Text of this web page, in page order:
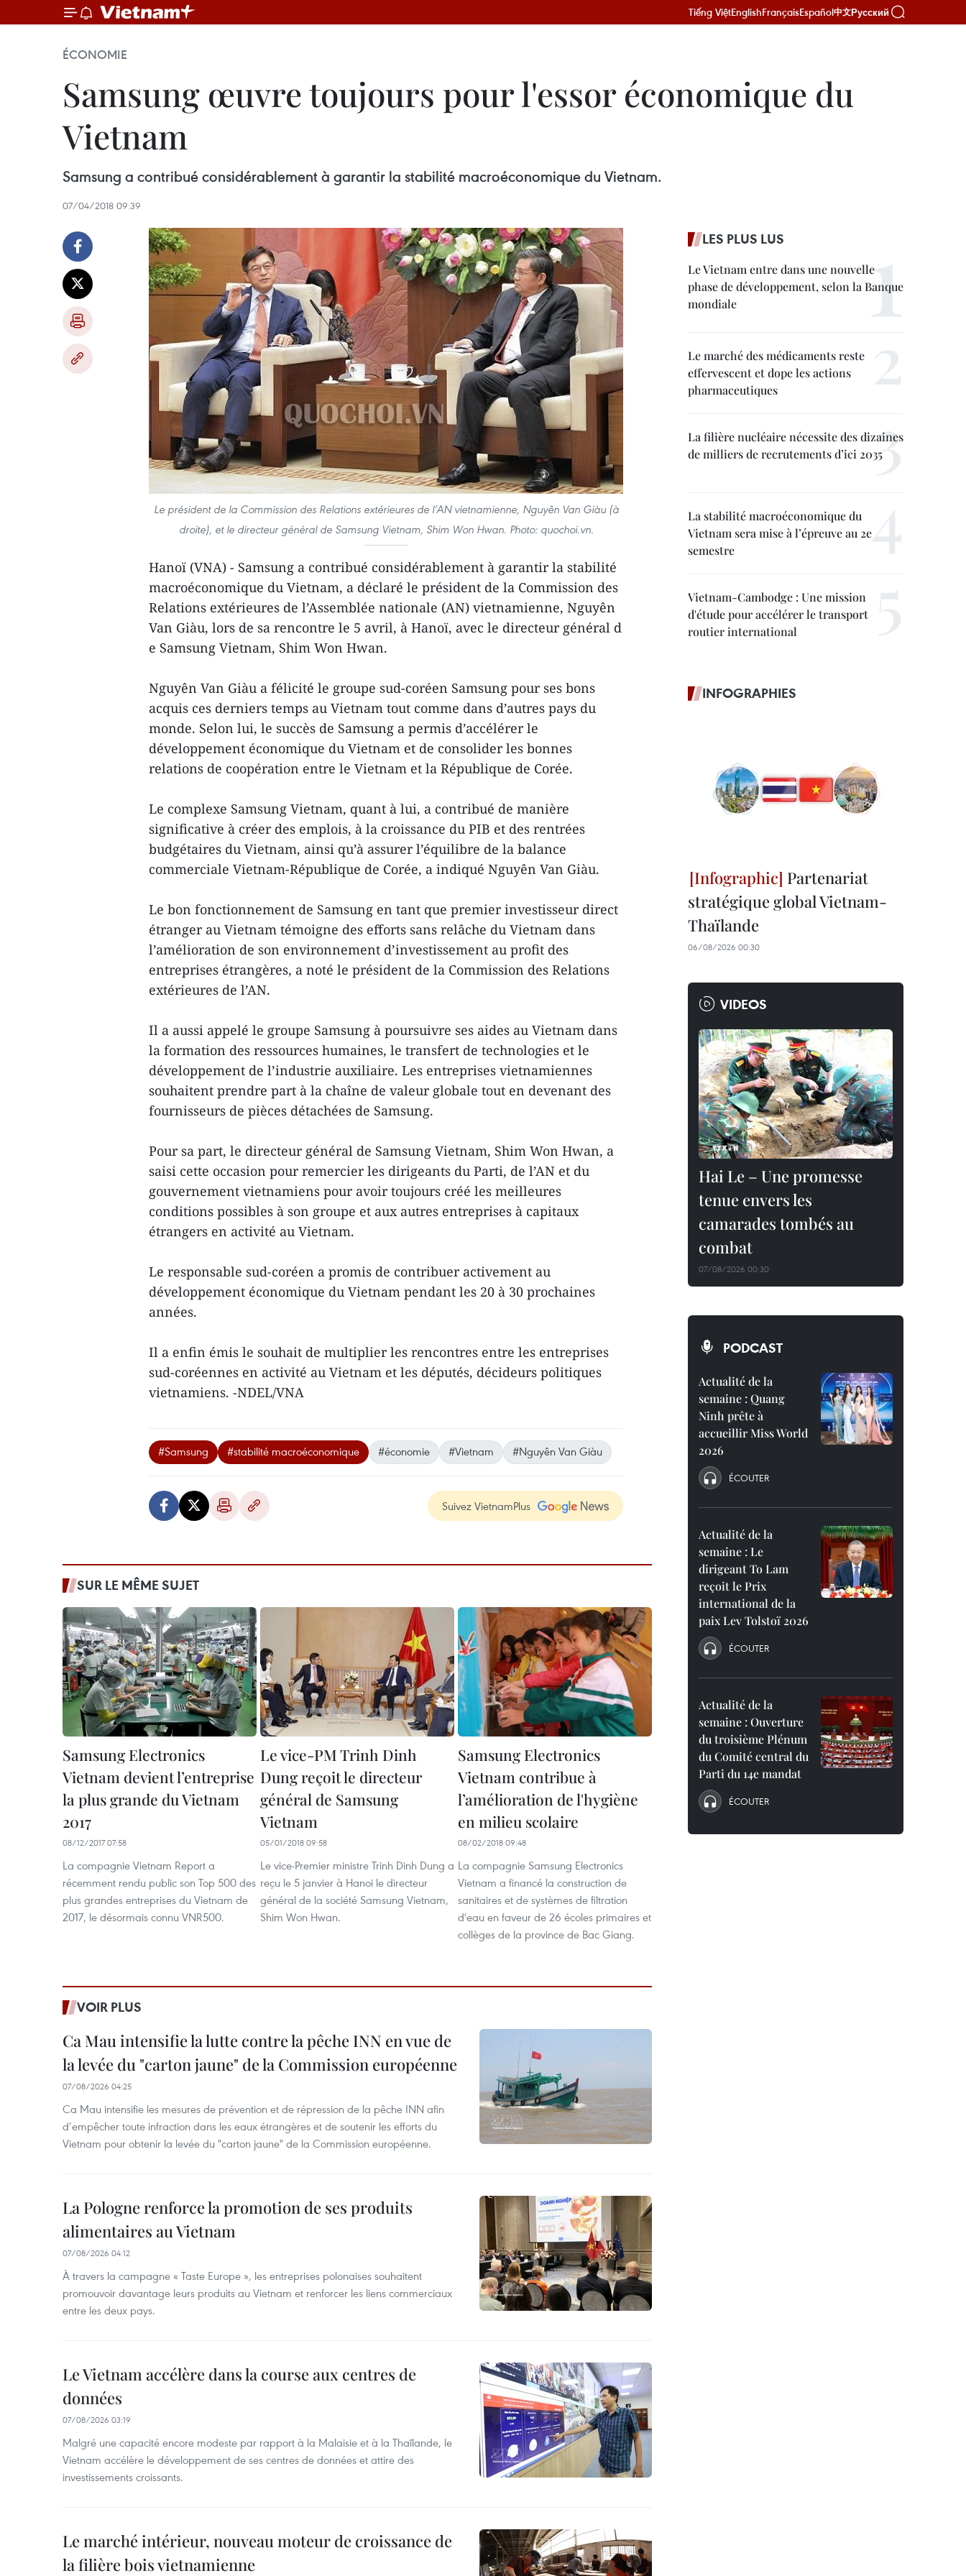
Tiếng ViệtEnglishFrançaisEspañol中文Русский
ÉCONOMIE
Samsung œuvre toujours pour l'essor économique du
Vietnam
Samsung a contribué considérablement à garantir la stabilité macroéconomique du Vietnam.
07/04/2018 09:39
Le président de la Commission des Relations extérieures de l’AN vietnamienne, Nguyên Van Giàu (à
droite), et le directeur général de Samsung Vietnam, Shim Won Hwan. Photo: quochoi.vn.
Hanoï (VNA) - Samsung a contribué considérablement à garantir la stabilité
macroéconomique du Vietnam, a déclaré le président de la Commission des
Relations extérieures de l’Assemblée nationale (AN) vietnamienne, Nguyên
Van Giàu, lors de sa rencontre le 5 avril, à Hanoï, avec le directeur général d​
e Samsung Vietnam, Shim Won Hwan.
Nguyên Van Giàu a félicité le groupe sud-coréen Samsung pour ses bons
acquis ces derniers temps au Vietnam tout comme dans d’autres pays du
monde. Selon lui, le succès de Samsung a permis d’accélérer le
développement économique du Vietnam et de consolider les bonnes
relations de coopération entre le Vietnam et la République de Corée.
Le complexe Samsung Vietnam, quant à lui, a contribué de manière
significative à créer des emplois, à la croissance du PIB et d​es rentrées
budgétaires du Vietnam, ainsi qu’à assurer l’équilibre de la balance
commerciale Vietnam-République de Corée, a indiqué Nguyên Van Giàu.
Le bon fonctionnement de Samsung en tant que premier investisseur direct
étranger au Vietnam témoigne des efforts sans relâche du Vietnam dans
l’amélioration de son environnement d’investissement au profit des
entreprises étrangères, a noté le président de la Commission des Relations
extérieures de l’AN.
Il a aussi appelé le groupe Samsung à poursuivre ses aides au Vietnam dans
la formation des ressources humaines, le transfert de​ technologies et le
développement de l’industrie auxiliaire. Les entreprises vietnamiennes
souhaitent prendre part à la chaîne de valeur globale tout en devenant ​des
fournisseurs de pièces détachées de Samsung.
Pour sa part, le directeur général d​e Samsung Vietnam, Shim Won Hwan, a ​
saisi cette occasion pour remercier les dirigeants du Parti, de l’AN et du ​
gouvernement vietnamiens ​pour avoir toujours créé les meilleures
conditions possibles à son groupe et aux autres entreprises à capitaux
étrangers en activité au Vietnam.
Le responsable sud-coréen a promis de contribuer activement au
développement économique du Vietnam pendant les 20 à 30 prochaines
années.
Il a enfin émis le souhait de multiplier les rencontres entre les entreprises
sud-coréennes en activité au Vietnam et les députés, décideurs politiques
vietnamiens. -NDEL/VNA
#Samsung #stabilité macroéconomique #économie #Vietnam #Nguyên Van Giàu
Suivez VietnamPlus
SUR LE MÊME SUJET
Samsung Electronics
Vietnam devient l’entreprise
la plus grande du Vietnam
2017
08/12/2017 07:58
La compagnie Vietnam Report a
récemment rendu public son Top 500 des
plus grandes entreprises du Vietnam de
2017, le désormais connu VNR500.
Le vice-P​M Trinh Dinh
Dung reçoit le directeur
général de Samsung
Vietnam
05/01/2018 09:58
Le vice-Premier ministre Trinh Dinh Dung a
reçu le 5 janvier à Hanoi le directeur
général de la société Samsung Vietnam,
Shim Won Hwan.
Samsung Electronics
Vietnam contribue à
l’amélioration de l'hygiène
en milieu scolaire
08/02/2018 09:48
La compagnie Samsung Electronics
Vietnam a financé la construction de
sanitaires et de systèmes de filtration
d'eau en faveur de 26 écoles primaires et
collèges de la province de Bac Giang.
VOIR PLUS
Ca Mau intensifie la lutte contre la pêche INN en vue de
la levée du "carton jaune" de la Commission européenne
07/08/2026 04:25
Ca Mau intensifie les mesures de prévention et de répression de la pêche INN afin
d’empêcher toute infraction dans les eaux étrangères et de soutenir les efforts du
Vietnam pour obtenir la levée du "carton jaune" de la Commission européenne.
La Pologne renforce la promotion de ses produits
alimentaires au Vietnam
07/08/2026 04:12
À travers la campagne « Taste Europe », les entreprises polonaises souhaitent
promouvoir davantage leurs produits au Vietnam et renforcer les liens commerciaux
entre les deux pays.
Le Vietnam accélère dans la course aux centres de
données
07/08/2026 03:19
Malgré une capacité encore modeste par rapport à la Malaisie et à la Thaïlande, le
Vietnam accélère le développement de ses centres de données et attire des
investissements croissants.
Le marché intérieur, nouveau moteur de croissance de
la filière bois vietnamienne
LES PLUS LUS
Le Vietnam entre dans une nouvelle
phase de développement, selon la Banque
mondiale
Le marché des médicaments reste
effervescent et dope les actions
pharmaceutiques
La filière nucléaire nécessite des dizaines
de milliers de recrutements d’ici 2035
La stabilité macroéconomique du
Vietnam sera mise à l’épreuve au 2e
semestre
Vietnam-Cambodge : Une mission
d'étude pour accélérer le transport
routier international
INFOGRAPHIES
Partenariat
stratégique global Vietnam-
Thaïlande
06/08/2026 00:30
VIDEOS
Hai Le – Une promesse
tenue envers les
camarades tombés au
combat
07/08/2026 00:30
PODCAST
Actualité de la
semaine : Quang
Ninh prête à
accueillir Miss World
2026
ÉCOUTER
Actualité de la
semaine : Le
dirigeant To Lam
reçoit le Prix
international de la
paix Lev Tolstoï 2026
ÉCOUTER
Actualité de la
semaine : Ouverture
du troisième Plénum
du Comité central du
Parti du 14e mandat
ÉCOUTER